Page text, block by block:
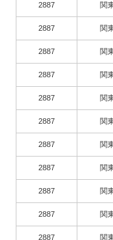
2887 関
2887 関
2887 関
2887 関
2887 関
2887 関
2887 関
2887 関
2887 関
2887 関
2887 関